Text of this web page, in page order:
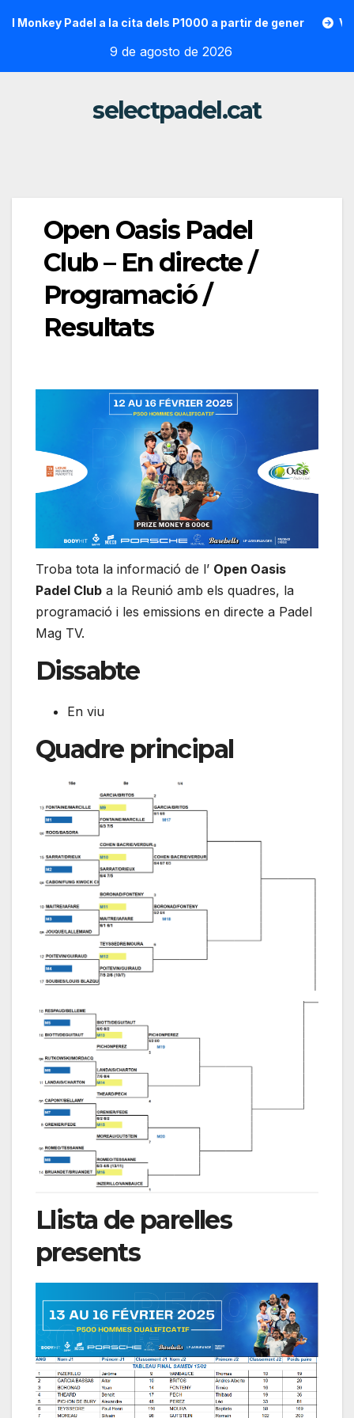
Padel a la cita dels P1000 a partir de gener Vallon
9 de agosto de 2026
selectpadel.cat
Open Oasis Padel
Club – En directe /
Programació /
Resultats
Troba tota la informació de l’ Open Oasis
Padel Club a la Reunió amb els quadres, la
programació i les emissions en directe a Padel
Mag TV.
Dissabte
En viu
Quadre principal
Llista de parelles
presents